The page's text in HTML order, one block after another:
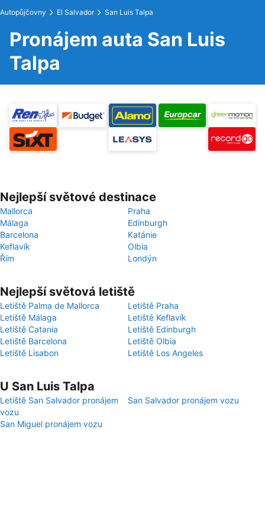
Autopůjčovny El Salvador San Luis Talpa
Pronájem auta San Luis
Talpa
Nejlepší světové destinace
Mallorca
Praha
Málaga
Edinburgh
Barcelona
Katánie
Keflavík
Olbia
Řím
Londýn
Nejlepší světová letiště
Letiště Palma de Mallorca
Letiště Praha
Letiště Málaga
Letiště Keflavík
Letiště Catania
Letiště Edinburgh
Letiště Barcelona
Letiště Olbia
Letiště Lisabon
Letiště Los Angeles
U San Luis Talpa
Letiště San Salvador pronájem
vozu
San Salvador pronájem vozu
San Miguel pronájem vozu